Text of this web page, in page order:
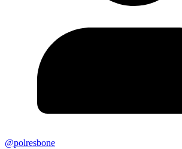
@polresbone